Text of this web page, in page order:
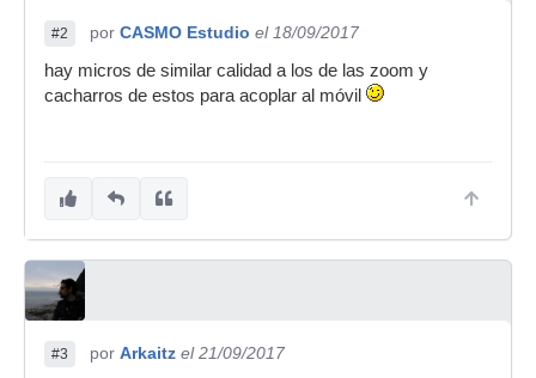
#2 por CASMO Estudio el 18/09/2017
hay micros de similar calidad a los de las zoom y
cacharros de estos para acoplar al móvil
#3 por Arkaitz el 21/09/2017